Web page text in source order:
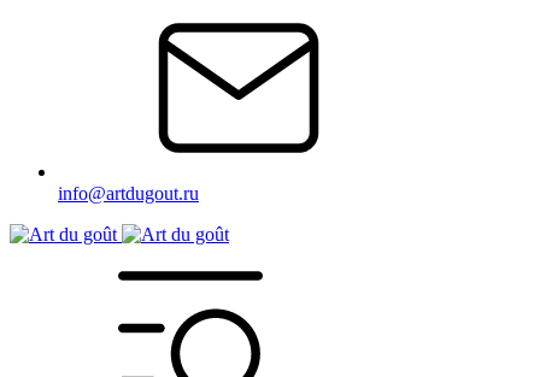
info@artdugout.ru